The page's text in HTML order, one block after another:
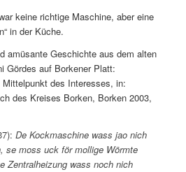
keine richtige Maschine, aber eine
in der Küche.
amüsante Geschichte aus dem alten
Gördes auf Borkener Platt:
Mittelpunkt des Interesses, in:
des Kreises Borken, Borken 2003,
De Kockmaschine wass jao nich
se moss uck för mollige Wörmte
Zentralheizung wass noch nich